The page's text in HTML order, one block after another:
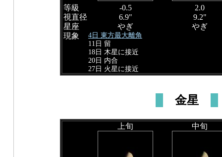
等級 -0.5
2.0
視直径
6.9"
9.2"
星座
やぎ
やぎ
現象
4日 東方最大離角
11日 留
18日 木星に接近
20日 内合
27日 火星に接近
金星
上旬 中旬